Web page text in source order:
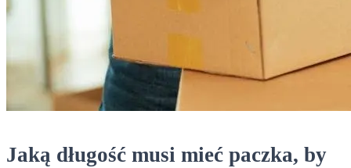
Jaką długość musi mieć paczka, by